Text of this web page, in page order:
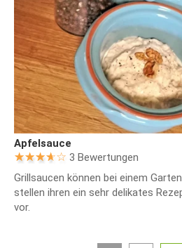
Apfelsauce
3 Bewertungen
Grillsaucen können bei einem
stellen ihren ein sehr delikates
vor.